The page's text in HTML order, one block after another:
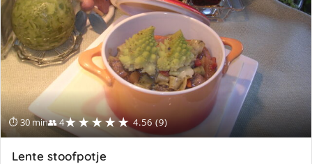
⏱ 30 min👥 4★★★★★ 4.56 (9)
Lente stoofpotje